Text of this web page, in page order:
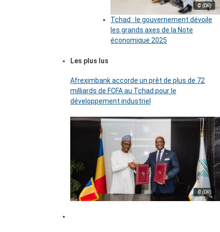
© (DR)
Tchad : le gouvernement dévoile
les grands axes de la Note
économique 2025
Les plus lus
Afreximbank accorde un prêt de plus de 72
milliards de FCFA au Tchad pour le
développement industriel
© (DR)